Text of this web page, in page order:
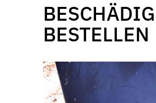
BESTELLEN